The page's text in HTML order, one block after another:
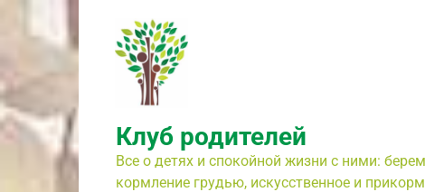
контенту
Клуб родителей
Все о детях и спокойной жизни с ними:
кормление грудью, искусственное и